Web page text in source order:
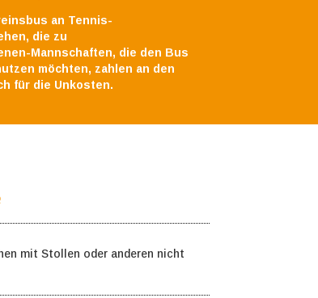
an Tennis-
die zu
Mannschaften, die den Bus
möchten, zahlen an den
für die Unkosten.
mit Stollen oder anderen nicht